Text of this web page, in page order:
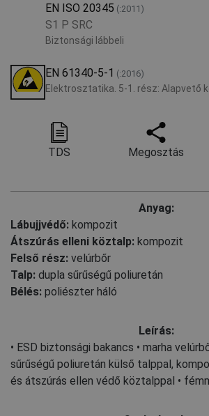
EN ISO 20345 (:2011)
S1 P SRC
Biztonsági lábbeli
EN 61340-5-1 (:2016)
Elektrosztatika. 5-1. rész: Alapvető
TDS Megosztás
Anyag:
Lábujjvédő: kompozit
Átszúrás elleni köztalp: kompozit
Felső rész: velúrbőr
Talp: dupla sűrűségű poliuretán
Bélés: poliészter háló
Leírás:
• ESD biztonsági bakancs • marha
sűrűségű poliuretán külső talppal,
és átszúrás ellen védő köztalppal •